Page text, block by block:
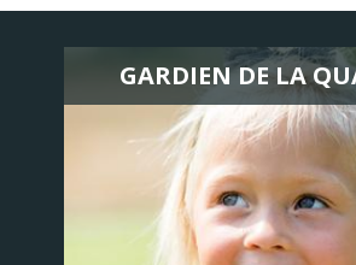
GARDIEN DE LA